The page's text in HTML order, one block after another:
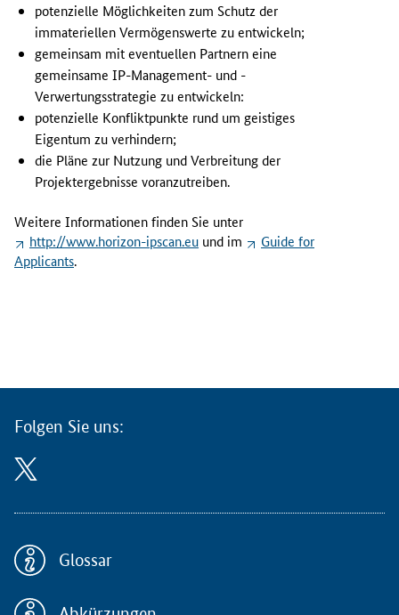
U
s
n
g
s
t
e
K
o
s
i
potenzielle Möglichkeiten zum Schutz der
immateriellen Vermögenswerte zu entwickeln;
gemeinsam mit eventuellen Partnern eine
gemeinsame IP-Management- und -
Verwertungsstrategie zu entwickeln:
potenzielle Konfliktpunkte rund um geistiges
Eigentum zu verhindern;
die Pläne zur Nutzung und Verbreitung der
Projektergebnisse voranzutreiben.
Weitere Informationen finden Sie unter
http://www.horizon-ipscan.eu und im
Guide for
Applicants.
Folgen Sie uns:
Glossar